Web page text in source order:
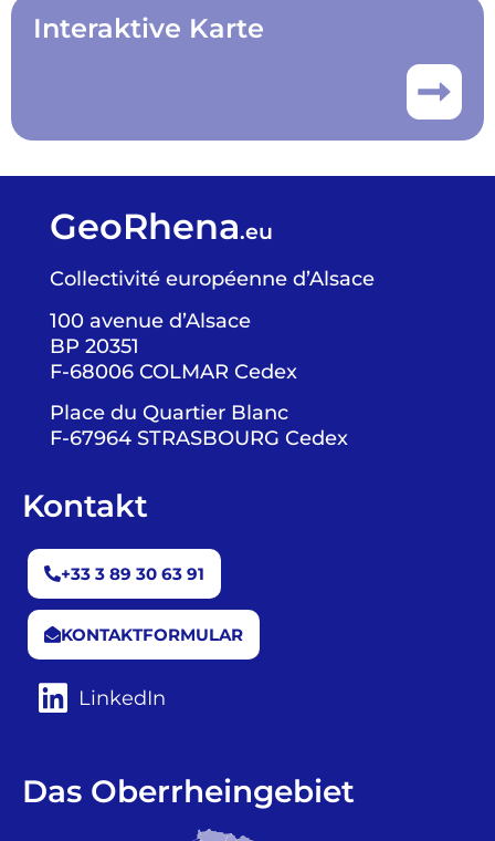
Interaktive Karte
GeoRhena.eu
Collectivité européenne d’Alsace
100 avenue d’Alsace
BP 20351
F-68006 COLMAR Cedex
Place du Quartier Blanc
F-67964 STRASBOURG Cedex
Kontakt
+33 3 89 30 63 91
KONTAKTFORMULAR
LinkedIn
Das Oberrheingebiet